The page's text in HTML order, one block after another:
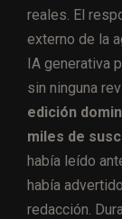
reales. El
externo de la
IA generativa
sin ninguna
edición
miles de
había leído
había
redacción.